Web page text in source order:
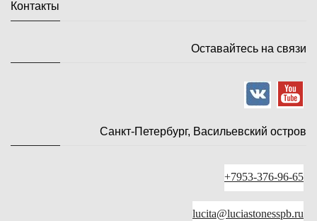
Контакты
Оставайтесь на связи
Санкт-Петербург, Васильевский остров
+7953-376-96-65
lucita@luciastonesspb.ru